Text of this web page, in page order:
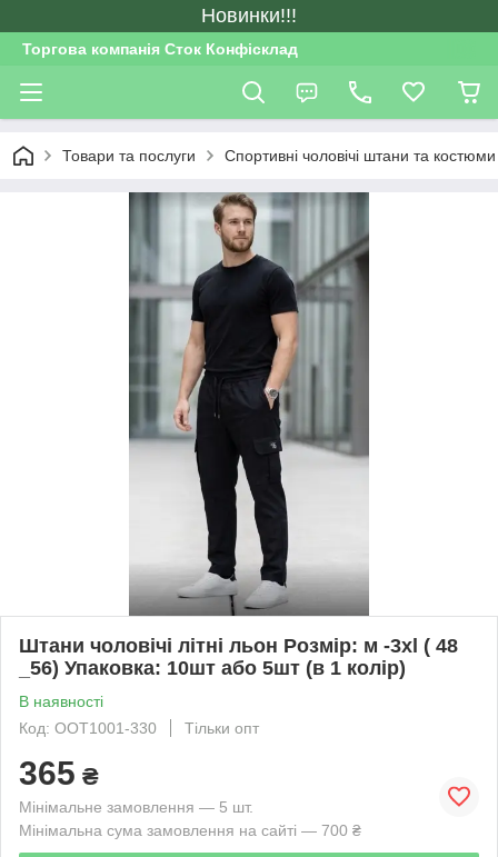
Новинки!!!
Торгова компанія Сток Конфісклад
Товари та послуги Спортивні чоловічі штани та костюми
Штани чоловічі літні льон Розмір: м -3xl ( 48
_56) Упаковка: 10шт або 5шт (в 1 колір)
В наявності
Код: OOT1001-330
Тільки опт
365 ₴
Мінімальне замовлення — 5 шт.
Мінімальна сума замовлення на сайті — 700 ₴